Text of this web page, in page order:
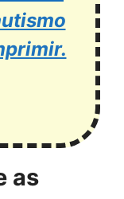
as